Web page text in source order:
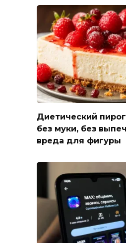
Диетический пирог
без муки, без
вреда для фигуры